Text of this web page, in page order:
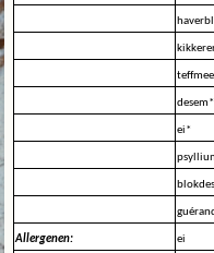
desem*
ei*
Allergenen: ei